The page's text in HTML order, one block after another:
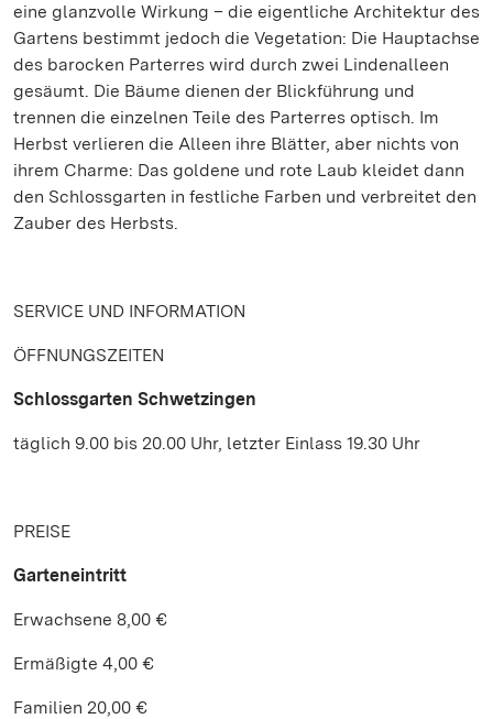
eine glanzvolle Wirkung – die eigentliche Architektur des
Gartens bestimmt jedoch die Vegetation: Die Hauptachse
des barocken Parterres wird durch zwei Lindenalleen
gesäumt. Die Bäume dienen der Blickführung und
trennen die einzelnen Teile des Parterres optisch. Im
Herbst verlieren die Alleen ihre Blätter, aber nichts von
ihrem Charme: Das goldene und rote Laub kleidet dann
den Schlossgarten in festliche Farben und verbreitet den
Zauber des Herbsts.
SERVICE UND INFORMATION
ÖFFNUNGSZEITEN
Schlossgarten Schwetzingen
täglich 9.00 bis 20.00 Uhr, letzter Einlass 19.30 Uhr
PREISE
Garteneintritt
Erwachsene 8,00 €
Ermäßigte 4,00 €
Familien 20,00 €